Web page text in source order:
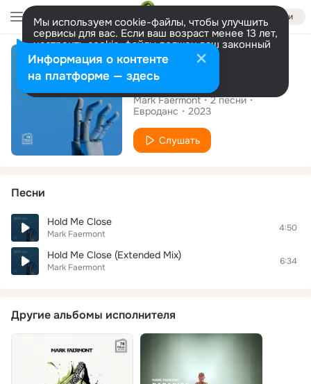
Войти
Мы используем cookie-файлы, чтобы улучшить
сервисы для вас. Если ваш возраст менее 13 лет,
настроить cookie-файлы должен ваш законный
представитель. Больше информации
Разрешить все Настроить
Альбом
Hold Me Close
Mark Faermont 2песни
Евроданс
2023
Слушать
Песни
Hold Me Close
Mark Faermont
4:50
Hold Me Close (Extended Mix)
Mark Faermont
6:34
Другие альбомы исполнителя
Информация о контенте
на платформе — здесь